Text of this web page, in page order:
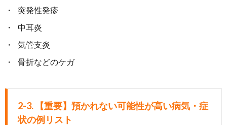
突発性発疹
中耳炎
気管支炎
骨折などのケガ
2-3. 【重要】預かれない可能性が高い病気・症
状の例リスト